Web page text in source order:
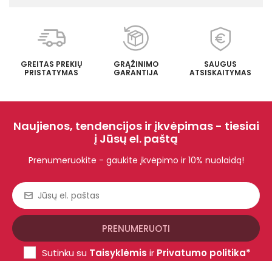
GREITAS PREKIŲ
PRISTATYMAS
GRĄŽINIMO
GARANTIJA
SAUGUS
ATSISKAITYMAS
Naujienos, tendencijos ir įkvėpimas - tiesiai
į Jūsų el. paštą
Prenumeruokite - gaukite įkvėpimo ir 10% nuolaidą!
Sutinku su Taisyklėmis ir Privatumo politika*